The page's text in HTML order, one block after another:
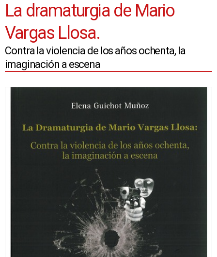
La dramaturgia de Mario
Vargas Llosa.
Contra la violencia de los años ochenta, la
imaginación a escena